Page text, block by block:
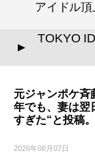
アイドル
▲
TOKYO
元ジャンポケ斉
年でも、妻は翌
すぎた“と投稿
2026年08月07日